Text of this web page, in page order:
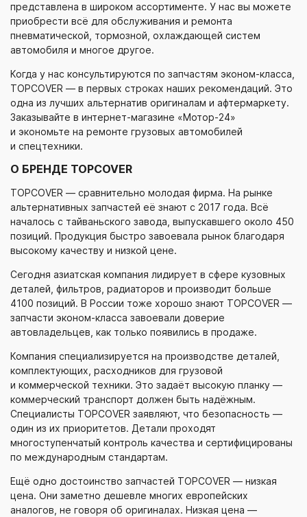
представлена в широком ассортименте. У нас вы можете
приобрести всё для обслуживания и ремонта
пневматической, тормозной, охлаждающей систем
автомобиля и многое другое.
Когда у нас консультируются по запчастям эконом-класса
TOPCOVER — в первых строках наших рекомендаций. Это
одна из лучших альтернатив оригиналам и афтермаркету.
Заказывайте в интернет-магазине «Мотор-24»
и экономьте на ремонте грузовых автомобилей
и спецтехники.
О БРЕНДЕ TOPCOVER
TOPCOVER — сравнительно молодая фирма. На рынке
альтернативных запчастей её знают с 2017 года. Всё
началось с тайваньского завода, выпускавшего около 450
позиций. Продукция быстро завоевала рынок благодаря
высокому качеству и низкой цене.
Сегодня азиатская компания лидирует в сфере кузовных
деталей, фильтров, радиаторов и производит больше
4100 позиций. В России тоже хорошо знают TOPCOVER —
запчасти эконом-класса завоевали доверие
автовладельцев, как только появились в продаже.
Компания специализируется на производстве деталей,
комплектующих, расходников для грузовой
и коммерческой техники. Это задаёт высокую планку —
коммерческий транспорт должен быть надёжным.
Специалисты TOPCOVER заявляют, что безопасность —
один из их приоритетов. Детали проходят
многоступенчатый контроль качества и сертифицированы
по международным стандартам.
Ещё одно достоинство запчастей TOPCOVER — низкая
цена. Они заметно дешевле многих европейских
аналогов, не говоря об оригиналах. Низкая цена —